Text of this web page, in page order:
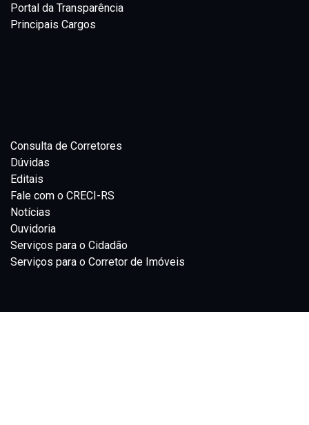
Portal da Transparência
Principais Cargos
Consulta de Corretores
Dúvidas
Editais
Fale com o CRECI-RS
Notícias
Ouvidoria
Serviços para o Cidadão
Serviços para o Corretor de Imóveis